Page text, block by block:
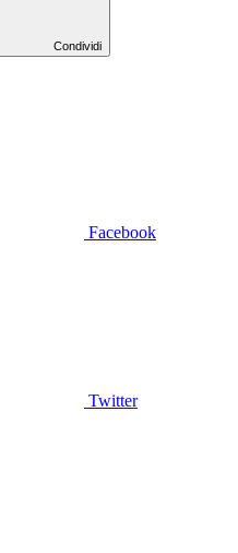
Condividi
Facebook
Twitter